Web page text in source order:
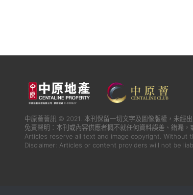
中原薈薈訊 © 2021. 本刊保留一切文字及圖像版權，未經
免責聲明：本刊或內容供應者概不就任何資料誤差、錯漏，
Articles reserve all text and image copyright.
Disclaimer: Articles or content providers will not be